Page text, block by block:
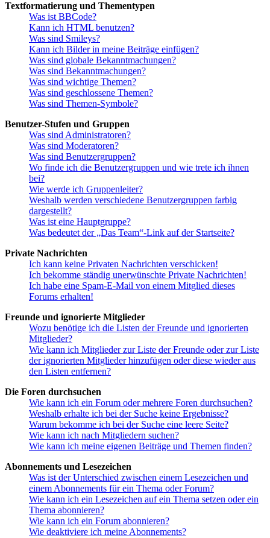
Textformatierung und Thementypen
Was ist BBCode?
Kann ich HTML benutzen?
Was sind Smileys?
Kann ich Bilder in meine Beiträge einfügen?
Was sind globale Bekanntmachungen?
Was sind Bekanntmachungen?
Was sind wichtige Themen?
Was sind geschlossene Themen?
Was sind Themen-Symbole?
Benutzer-Stufen und Gruppen
Was sind Administratoren?
Was sind Moderatoren?
Was sind Benutzergruppen?
Wo finde ich die Benutzergruppen und wie trete ich ihnen
bei?
Wie werde ich Gruppenleiter?
Weshalb werden verschiedene Benutzergruppen farbig
dargestellt?
Was ist eine Hauptgruppe?
Was bedeutet der „Das Team“-Link auf der Startseite?
Private Nachrichten
Ich kann keine Privaten Nachrichten verschicken!
Ich bekomme ständig unerwünschte Private Nachrichten!
Ich habe eine Spam-E-Mail von einem Mitglied dieses
Forums erhalten!
Freunde und ignorierte Mitglieder
Wozu benötige ich die Listen der Freunde und ignorierten
Mitglieder?
Wie kann ich Mitglieder zur Liste der Freunde oder zur Liste
der ignorierten Mitglieder hinzufügen oder diese wieder aus
den Listen entfernen?
Die Foren durchsuchen
Wie kann ich ein Forum oder mehrere Foren durchsuchen?
Weshalb erhalte ich bei der Suche keine Ergebnisse?
Warum bekomme ich bei der Suche eine leere Seite?
Wie kann ich nach Mitgliedern suchen?
Wie kann ich meine eigenen Beiträge und Themen finden?
Abonnements und Lesezeichen
Was ist der Unterschied zwischen einem Lesezeichen und
einem Abonnements für ein Thema oder Forum?
Wie kann ich ein Lesezeichen auf ein Thema setzen oder ein
Thema abonnieren?
Wie kann ich ein Forum abonnieren?
Wie deaktiviere ich meine Abonnements?